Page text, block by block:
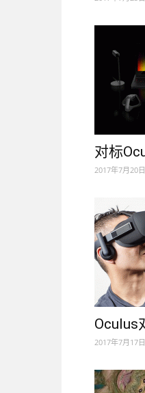
对标
2017年7月20日
Oculus
2017年7月17日